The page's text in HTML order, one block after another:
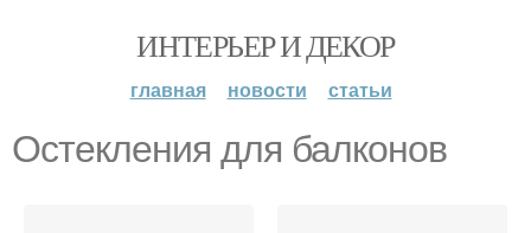
ИНТЕРЬЕР И ДЕКОР
главная новости статьи
Остекления для балконов